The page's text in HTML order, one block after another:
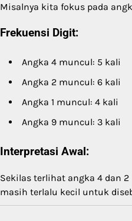
Misalnya kita fokus pada
Frekuensi Digit:
Angka 4 muncul: 5 kali
Angka 2 muncul: 6 kali
Angka 1 muncul: 4 kali
Angka 9 muncul: 3 kali
Interpretasi Awal:
Sekilas terlihat angka 4 dan
masih terlalu kecil untuk